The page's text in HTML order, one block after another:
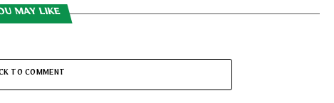
MAY LIKE
TO COMMENT